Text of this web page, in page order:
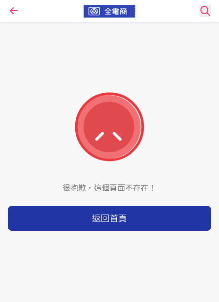
很抱歉，這個頁面不存在！
返回首頁